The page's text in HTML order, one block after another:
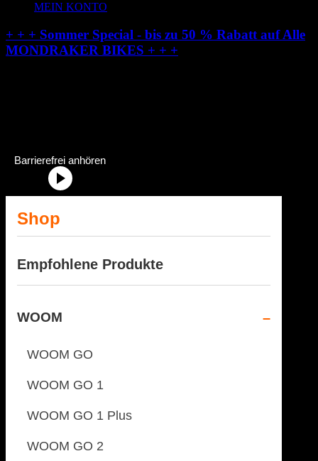
MEIN KONTO
+ + + Sommer Special - bis zu 50 % Rabatt auf Alle
MONDRAKER BIKES + + +
Radstation Onlineshop Header Abschnittstitel: „Radstation-
Barrierefrei anhören
Shop
Empfohlene Produkte
WOOM
WOOM GO
WOOM GO 1
WOOM GO 1 Plus
WOOM GO 2